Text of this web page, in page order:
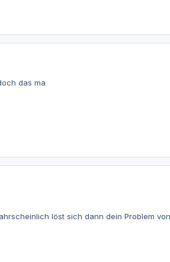
das ma
löst sich dann dein Problem